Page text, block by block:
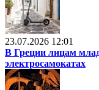
23.07.2026 12:01
В Греции лицам
электросамокатах